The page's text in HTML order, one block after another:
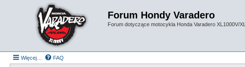
Forum Hondy Varadero
Forum dotyczące motocykla Honda Varadero XL1000V/
Więcej… FAQ